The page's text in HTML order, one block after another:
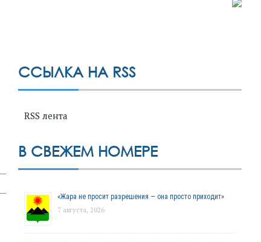
ССЫЛКА НА RSS
RSS лента
В СВЕЖЕМ НОМЕРЕ
«Жара не просит разрешения — она просто приходит»
7 августа, 2026